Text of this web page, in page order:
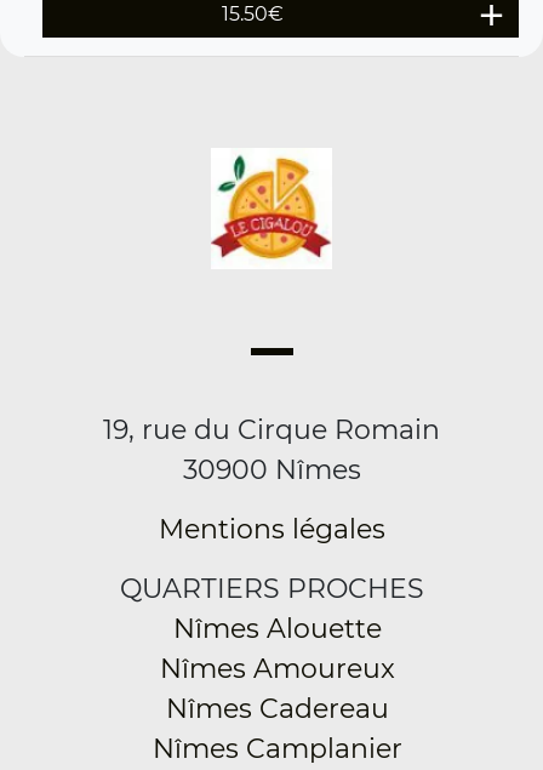
15.50€
19, rue du Cirque Romain
30900 Nîmes
Mentions légales
QUARTIERS PROCHES
Nîmes Alouette
Nîmes Amoureux
Nîmes Cadereau
Nîmes Camplanier